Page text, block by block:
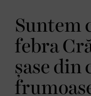
Suntem
febra
șase din